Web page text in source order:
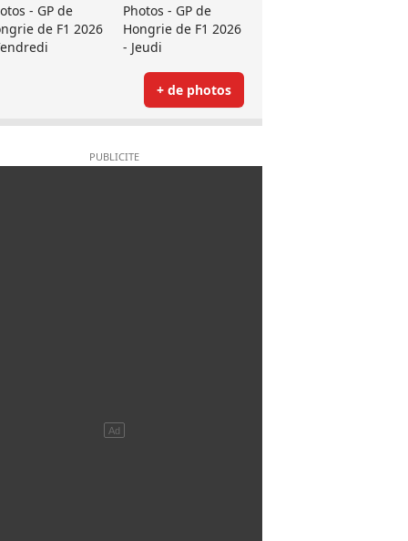
- GP de
de F1 2026
Photos - GP de
Hongrie de F1 2026
- Jeudi
+ de photos